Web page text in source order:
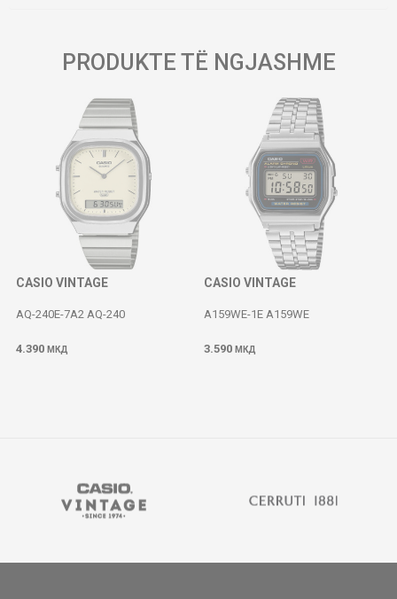
PRODUKTE TË NGJASHME
CASIO VINTAGE
AQ-240E-7A2 AQ-240
4.390 МКД
CASIO VINTAGE
A159WE-1E A159WE
3.590 МКД